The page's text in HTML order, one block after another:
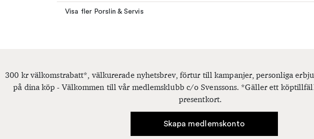
Visa fler Porslin & Servis
300 kr välkomstrabatt*, välkurerade nyhetsbrev, förtur till kampanjer, personliga
på dina köp - Välkommen till vår medlemsklubb c/o Svenssons. *Gäller ett
presentkort.
Skapa medlemskonto